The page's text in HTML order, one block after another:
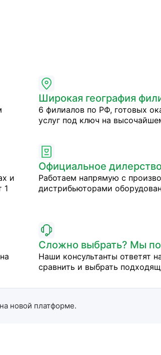
Широкая география
6 филиалов по РФ, готовых
услуг под ключ на
и
1
Официальное дилерство
Работаем напрямую с
дистрибьюторами
Сложно выбрать? Мы
Наши консультанты ответят
сравнить и выбрать
новой платформе.